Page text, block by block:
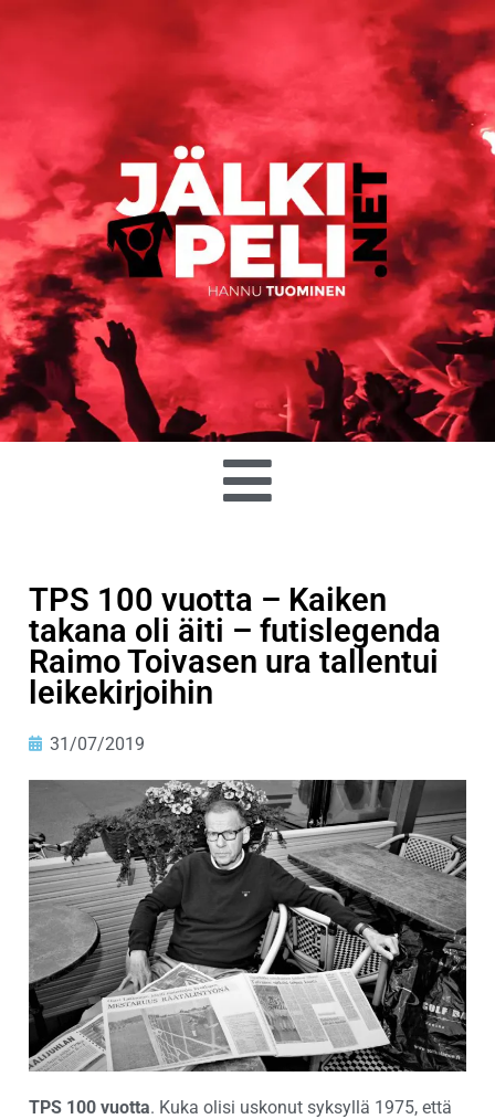
TPS 100 vuotta – Kaiken
takana oli äiti – futislegenda
Raimo Toivasen ura tallentui
leikekirjoihin
31/07/2019
TPS 100 vuotta. Kuka olisi uskonut syksyllä 1975, että